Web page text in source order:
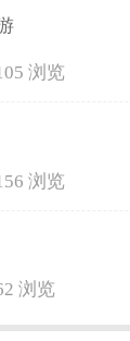
浏览
浏览
浏览